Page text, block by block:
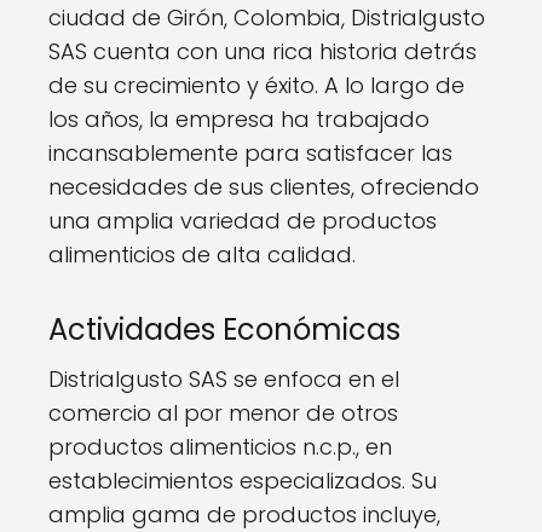
ciudad de Girón, Colombia, Distrialgusto
SAS cuenta con una rica historia detrás
de su crecimiento y éxito. A lo largo de
los años, la empresa ha trabajado
incansablemente para satisfacer las
necesidades de sus clientes, ofreciendo
una amplia variedad de productos
alimenticios de alta calidad.
Actividades Económicas
Distrialgusto SAS se enfoca en el
comercio al por menor de otros
productos alimenticios n.c.p., en
establecimientos especializados. Su
amplia gama de productos incluye,